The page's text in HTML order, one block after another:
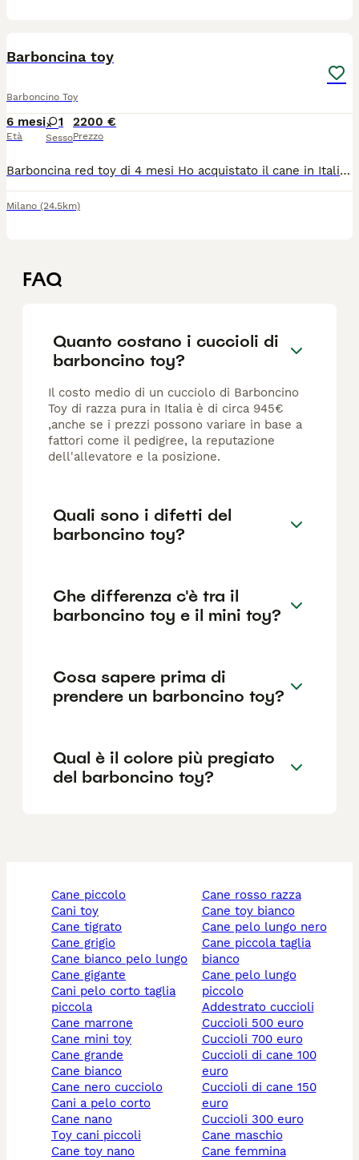
Barboncina toy
Barboncino Toy
6 mesi
Età
1
Sesso
2200 €
Prezzo
Barboncina red toy di 4 mesi Ho acquistato il cane in Italia da un allevatore certificato. La vendo perché devo tornare nel mio paese e non posso portarla con me. È una cucciola molto dormigliona che ama le attenzioni e la compagnia. La vendo con tutti i suoi documenti (passaporto, vaccinazioni, certificato di buona salute, passaggio di proprietà ) e sono inclusi anche i suoi accessori (shampoo, balsamo, letto, ciotole, giocattoli, coperta).
Milano (24.5km)
FAQ
Quanto costano i cuccioli di
barboncino toy?
Il costo medio di un cucciolo di Barboncino
Toy di razza pura in Italia è di circa 945€
,anche se i prezzi possono variare in base a
fattori come il pedigree, la reputazione
dell'allevatore e la posizione.
Quali sono i difetti del
barboncino toy?
Che differenza c'è tra il
barboncino toy e il mini toy?
Cosa sapere prima di
prendere un barboncino toy?
Qual è il colore più pregiato
del barboncino toy?
cane piccolo
cani toy
cane tigrato
cane grigio
cane bianco pelo lungo
cane gigante
cani pelo corto taglia
piccola
cane marrone
cane mini toy
cane grande
cane bianco
cane nero cucciolo
cani a pelo corto
cane nano
toy cani piccoli
cane toy nano
cane rosso razza
cane toy bianco
cane pelo lungo nero
cane piccola taglia
bianco
cane pelo lungo
piccolo
addestrato cuccioli
cuccioli 500 euro
cuccioli 700 euro
cuccioli di cane 100
euro
cuccioli di cane 150
euro
cuccioli 300 euro
cane maschio
cane femmina